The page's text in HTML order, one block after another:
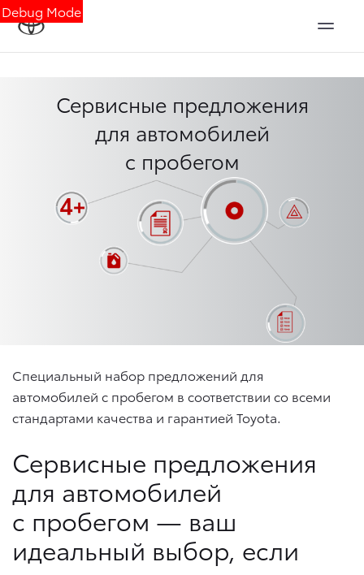
Debug Mode
Сервисные предложения
для автомобилей
с пробегом
Специальный набор предложений для
автомобилей с пробегом в соответствии со всеми
стандартами качества и гарантией Toyota.
Сервисные предложения
для автомобилей
с пробегом — ваш
идеальный выбор, если